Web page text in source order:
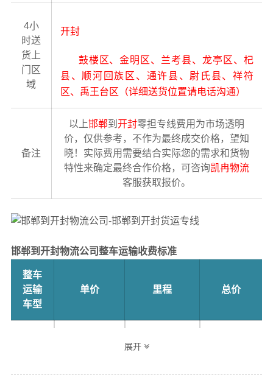
4小
时送
货上
门区
域
开封
鼓楼区、金明区、兰考县、龙亭区、杞
县、顺河回族区、通许县、尉氏县、祥符
区、禹王台区（详细送货位置请电话沟通）
备注
以上邯郸到开封零担专线费用为市场透明
价，仅供参考，不作为最终成交价格，望知
晓！实际费用需要结合实际您的需求和货物
特性来确定最终合作价格，可咨询凯冉物流
客服获取报价。
邯郸到开封物流公司整车运输收费标准
整车
运输
车型
单价 里程 总价
635公里
展开